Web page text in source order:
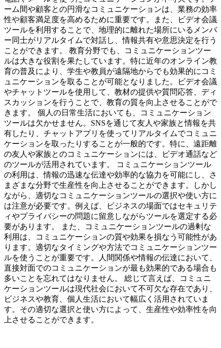
ーム間や顧客との円滑なコミュニケーションは、業務の効率
性や顧客満足度を高めるために重要です。また、ビデオ会議
ツールを利用することで、地理的に離れた場所にいるメンバ
ー同士がリアルタイムで対話し、情報共有や意思決定を行う
ことができます。 教育分野でも、コミュニケーションツー
ルは大きな役割を果たしています。特に近年のオンライン教
育の普及により、学生や教員が遠隔地からでも効果的にコミ
ュニケーションを取ることが可能となりました。ビデオ会議
やチャットツールを使用して、教材の提供や質問応答、ディ
スカッションを行うことで、教育の質を向上させることがで
きます。 個人の日常生活においても、コミュニケーション
ツールは欠かせません。SNSを通じて友人や家族と情報を共
有したり、チャットアプリを使ってリアルタイムでコミュニ
ケーションを取ったりすることが一般的です。特に、遠距離
の友人や家族とのコミュニケーションには、ビデオ通話など
のツールが活用されています。 コミュニケーションツール
の利用は、情報の迅速な伝達や効率的な協力を可能にし、さ
まざまな分野で生産性を向上させることができます。しかし
ながら、適切なコミュニケーションツールの選択や使い方に
は注意が必要です。例えば、ビジネスの場面ではセキュリテ
ィやプライバシーの問題に留意しながらツールを選定する必
要があります。 また、コミュニケーションツールの過剰な
利用は、コミュニケーションの質や効果を損なう可能性があ
ります。適切なタイミングや方法でコミュニケーションツー
ルを使うことが重要です。人間関係や情報の伝達において、
直接対面でのコミュニケーションが最も効果的である場合も
多いことを忘れてはなりません。 総じて言えば、コミュニ
ケーションツールは現代社会において不可欠な存在であり、
ビジネスや教育、個人生活において幅広く活用されていま
す。その適切な選択と使い方によって、生産性や効率性を向
上させることができます。